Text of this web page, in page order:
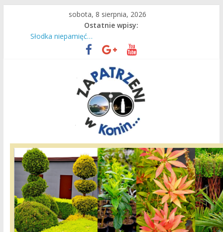
sobota, 8 sierpnia, 2026
Ostatnie wpisy:
Czas intensywnej pracy dla naszych ciepłowników!
Słodka niepamięć…
Są wakacje, mamy Przystań Gosławice!
Do Lichenia z konińskim PKS!
36. raz wyruszyli na Jasną Górę
Zapatrzeni
w
Konin
wiadomości,